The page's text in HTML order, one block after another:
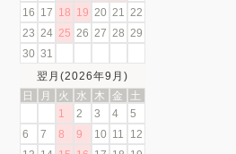
16
17 18 19 20 21
22
23
24 25 26 27 28
29
30 31
翌月(2026年9月)
日
月 火 水 木 金
土
1
2 3 4
5
6
7 8 9 10 11
12